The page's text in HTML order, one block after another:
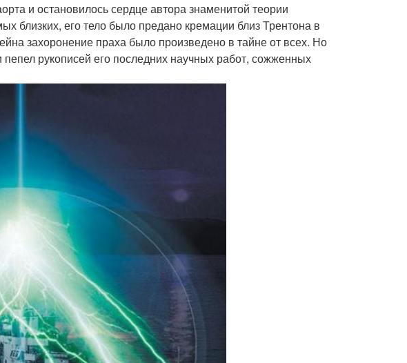
и остановилось сердце автора знаменитой теории
близких, его тело было предано кремации близ Трентона в
захоронение праха было произведено в тайне от всех. Но
рукописей его последних научных работ, сожженных